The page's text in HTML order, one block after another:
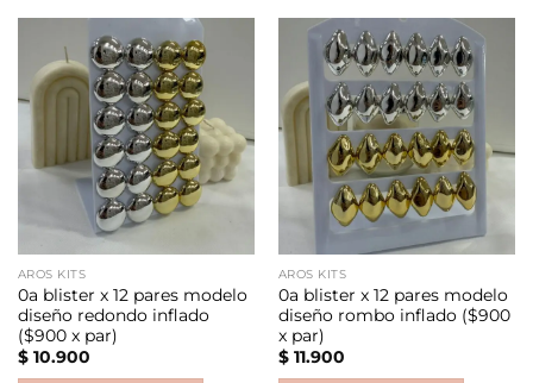
AROS KITS
0a blister x 12 pares modelo
diseño redondo inflado
($900 x par)
$10.900
AROS KITS
0a blister x 12 pares modelo
diseño rombo inflado ($900
x par)
$11.900